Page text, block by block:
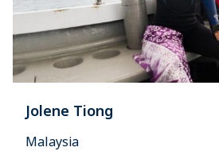
Jolene Tiong
Malaysia